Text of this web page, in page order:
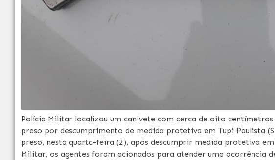
Polícia Militar localizou um canivete com cerca de oito
preso por descumprimento de medida protetiva em Tupi Paulista
preso, nesta quarta-feira (2), após descumprir medida protetiva
Militar, os agentes foram acionados para atender uma ocorrência